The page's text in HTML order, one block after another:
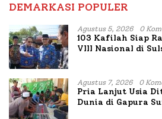
DEMARKASI POPULER
Agustus 5, 2026 0
103 Kafilah Siap
VIII Nasional di
Agustus 7, 2026 0
Pria Lanjut Usia
Dunia di Gapura